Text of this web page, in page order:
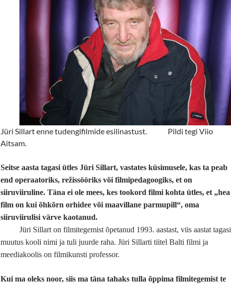
Jüri Sillart enne tudengifilmide esilinastust. Pildi tegi Viio
Aitsam.
Seitse aasta tagasi ütles Jüri Sillart, vastates küsimusele, kas ta peab
end operaatoriks, režissööriks või filmipedagoogiks, et on
siiruviiruline. Täna ei ole mees, kes tookord filmi kohta ütles, et „hea
film on kui õhkõrn orhidee või maavillane parmupill“, oma
siiruviirulisi värve kaotanud.
Jüri Sillart on filmitegemist õpetanud 1993. aastast, viis aastat tagasi
muutus kooli nimi ja tuli juurde raha. Jüri Sillarti tiitel Balti filmi ja
meediakoolis on filmikunsti professor.
Kui ma oleks noor, siis ma täna tahaks tulla õppima filmitegemist te